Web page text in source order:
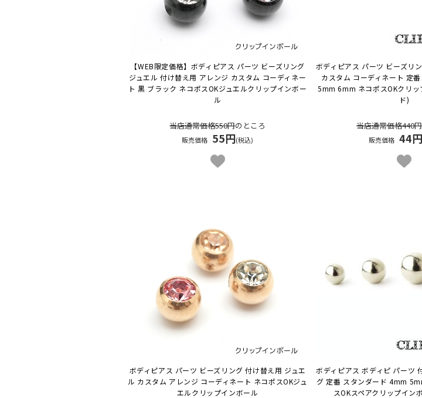
【WEB限定価格】ボディピアス パーツ ビーズリング
ジュエル 付け替え用 アレンジ カスタム コーディネー
ト 黒 ブラック ネコポスOKジュエルクリップインボー
ル
当店通常価格550円のところ
販売価格 55円(税込)
ボディピアス パーツ ビーズリ
カスタム コーディネート 定
5mm 6mm ネコポスOKクリッ
ド)
当店通常価格440円
販売価格 44円
ボディピアス パーツ ビーズリング 付け替え用 ジュエ
ル カスタム アレンジ コーディネート ネコポスOKジュ
エルクリップインボール
ボディピアス ボディピ パーツ
グ 定番 スタンダード 4mm
スOKスペアクリップイン